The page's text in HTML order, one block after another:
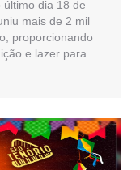
dia 18 de
mais de 2 mil
proporcionando
e lazer para